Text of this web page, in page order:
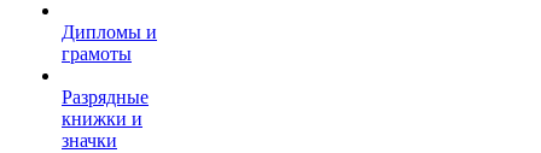
Дипломы и
грамоты
Разрядные
книжки и
значки